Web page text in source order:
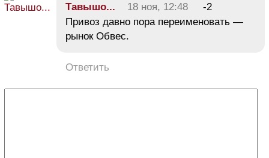
Тавышо... 18 ноя, 12:48
-2
Привоз давно пора переименовать —
рынок Обвес.
Ответить